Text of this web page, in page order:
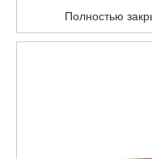
Полностью